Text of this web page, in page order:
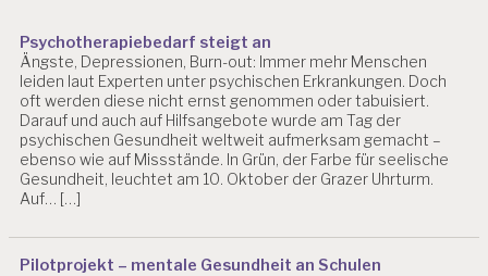
Psychotherapiebedarf steigt an
Ängste, Depressionen, Burn-out: Immer mehr Menschen
leiden laut Experten unter psychischen Erkrankungen. Doch
oft werden diese nicht ernst genommen oder tabuisiert.
Darauf und auch auf Hilfsangebote wurde am Tag der
psychischen Gesundheit weltweit aufmerksam gemacht –
ebenso wie auf Missstände. In Grün, der Farbe für seelische
Gesundheit, leuchtet am 10. Oktober der Grazer Uhrturm.
Auf… […]
Pilotprojekt – mentale Gesundheit an Schulen